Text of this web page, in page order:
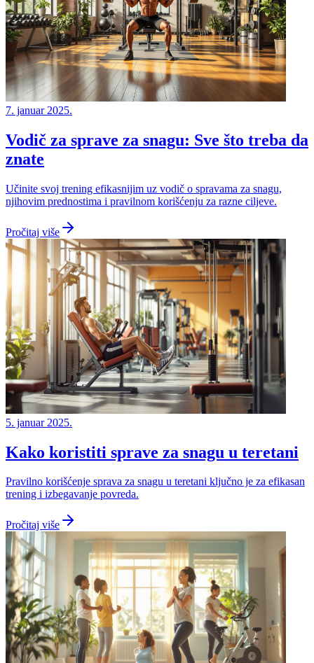
7. januar 2025.
Vodič za sprave za snagu: Sve što treba da
znate
Učinite svoj trening efikasnijim uz vodič o spravama za snagu,
njihovim prednostima i pravilnom korišćenju za razne ciljeve.
Pročitaj više
5. januar 2025.
Kako koristiti sprave za snagu u teretani
Pravilno korišćenje sprava za snagu u teretani ključno je za efikasan
trening i izbegavanje povreda.
Pročitaj više